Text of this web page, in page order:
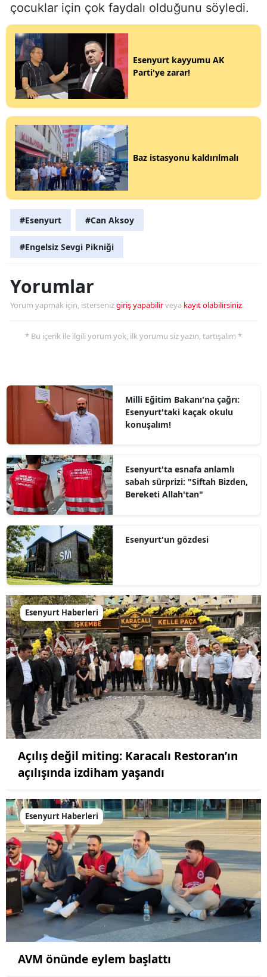
çocuklar için çok faydalı olduğunu söyledi.
Esenyurt kayyumu AK
Parti'ye zarar!
Baz istasyonu kaldırılmalı
#Esenyurt #Can Aksoy
#Engelsiz Sevgi Pikniği
Yorumlar
Yorum yapmak için, istersenizgiriş yapabilirveya kayıt olabilirsiniz.
* Bu içerik ile ilgili yorum yok, ilk yorumu siz yazın, tartışalım *
Milli Eğitim Bakanı'na çağrı:
Esenyurt'taki kaçak okulu
konuşalım!
Esenyurt'ta esnafa anlamlı
sabah sürprizi: "Siftah Bizden,
Bereketi Allah'tan"
Esenyurt'un gözdesi
Esenyurt Haberleri
Açılış değil miting: Karacalı Restoran’ın
açılışında izdiham yaşandı
Esenyurt Haberleri
AVM önünde eylem başlattı